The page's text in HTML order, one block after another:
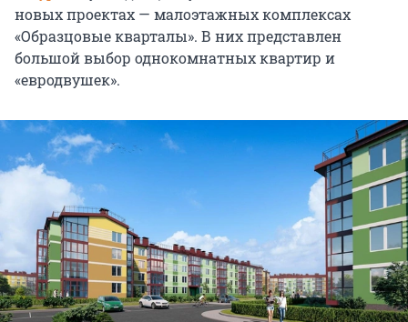
новых проектах — малоэтажных комплексах
«Образцовые кварталы». В них представлен
большой выбор однокомнатных квартир и
«евродвушек».